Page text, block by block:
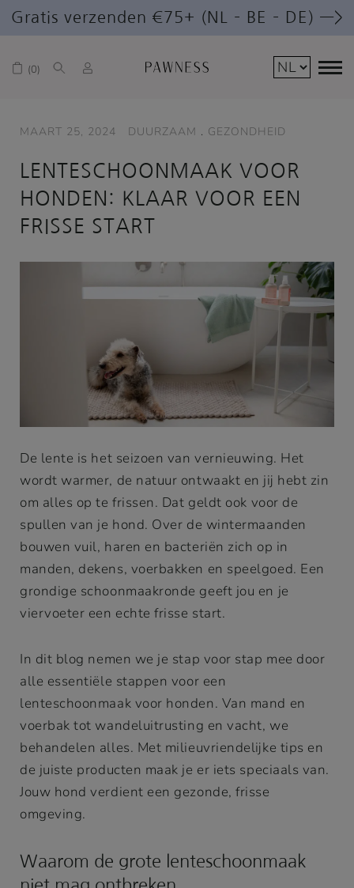
Gratis verzenden €75+ (NL – BE – DE) —>
0
MAART 25, 2024 DUURZAAM . GEZONDHEID
LENTESCHOONMAAK VOOR
HONDEN: KLAAR VOOR EEN
FRISSE START
De lente is het seizoen van vernieuwing. Het
wordt warmer, de natuur ontwaakt en jij hebt zin
om alles op te frissen. Dat geldt ook voor de
spullen van je hond. Over de wintermaanden
bouwen vuil, haren en bacteriën zich op in
manden, dekens, voerbakken en speelgoed. Een
grondige schoonmaakronde geeft jou en je
viervoeter een echte frisse start.
In dit blog nemen we je stap voor stap mee door
alle essentiële stappen voor een
lenteschoonmaak voor honden. Van mand en
voerbak tot wandeluitrusting en vacht, we
behandelen alles. Met milieuvriendelijke tips en
de juiste producten maak je er iets speciaals van.
Jouw hond verdient een gezonde, frisse
omgeving.
Waarom de grote lenteschoonmaak